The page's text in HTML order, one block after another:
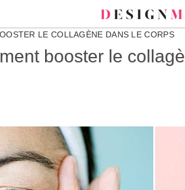
LE COLLAGÈNE DANS LE CORPS
booster le